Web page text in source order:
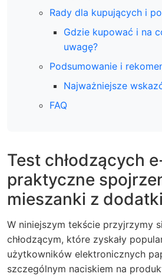
Rady dla kupujących i
Gdzie kupować i na
uwagę?
Podsumowanie i
Najważniejsze
FAQ
Test chłodzących
praktyczne
mieszanki z
W niniejszym tekście przyjrzymy
chłodzącym, które zyskały
użytkowników elektronicznych
szczególnym naciskiem na